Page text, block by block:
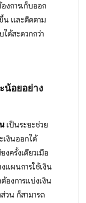
งการเก็บออก
น และติดตาม
ด้สะดวกกว่า
น้อยอย่าง
เป็นระยะช่วย
เงินออกได้
ครั้งเดียวเมื่อ
แผนการใช้เงิน
องการแบ่งเงิน
วน ก็สามารถ